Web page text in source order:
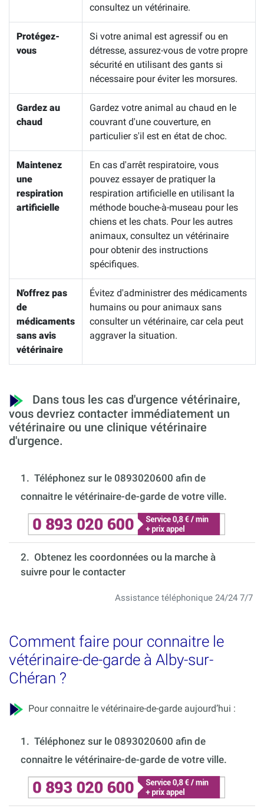
consultez un vétérinaire.
Protégez-
vous
Si votre animal est agressif ou en
détresse, assurez-vous de votre propre
sécurité en utilisant des gants si
nécessaire pour éviter les morsures.
Gardez au
chaud
Gardez votre animal au chaud en le
couvrant d'une couverture, en
particulier s'il est en état de choc.
Maintenez
une
respiration
artificielle
En cas d'arrêt respiratoire, vous
pouvez essayer de pratiquer la
respiration artificielle en utilisant la
méthode bouche-à-museau pour les
chiens et les chats. Pour les autres
animaux, consultez un vétérinaire
pour obtenir des instructions
spécifiques.
N'offrez pas
de
médicaments
sans avis
vétérinaire
Évitez d'administrer des médicaments
humains ou pour animaux sans
consulter un vétérinaire, car cela peut
aggraver la situation.
Dans tous les cas d'urgence vétérinaire,
vous devriez contacter immédiatement un
vétérinaire ou une clinique vétérinaire
d'urgence.
1. Téléphonez sur le 0893020600 afin de
connaitre le vétérinaire-de-garde de votre ville.
2. Obtenez les coordonnées ou la marche à
suivre pour le contacter
Assistance téléphonique 24/24 7/7
Comment faire pour connaitre le
vétérinaire-de-garde à Alby-sur-
Chéran ?
Pour connaitre le vétérinaire-de-garde aujourd’hui :
1. Téléphonez sur le 0893020600 afin de
connaitre le vétérinaire-de-garde de votre ville.